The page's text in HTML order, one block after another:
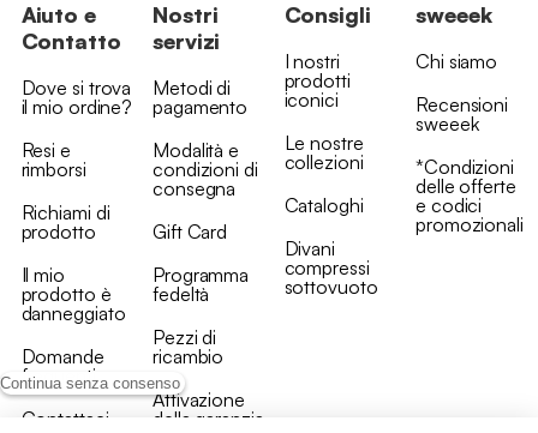
Continua senza consenso
Aiuto e
Contatto
Dove si trova
il mio ordine?
Resi e
rimborsi
Richiami di
prodotto
Il mio
prodotto è
danneggiato
Domande
frequenti
Contattaci
Nostri
servizi
Metodi di
pagamento
Modalità e
condizioni di
consegna
Gift Card
Programma
fedeltà
Pezzi di
ricambio
Attivazione
della garanzia
Consigli
I nostri
prodotti
iconici
Le nostre
collezioni
Cataloghi
Divani
compressi
sottovuoto
sweeek
Chi siamo
Recensioni
sweeek
*Condizioni
delle offerte
e codici
promozionali